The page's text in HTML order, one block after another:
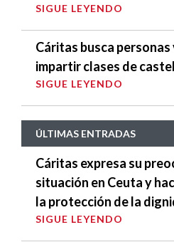
SIGUE LEYENDO
Cáritas busca
impartir clases de
SIGUE LEYENDO
ÚLTIMAS ENTRADAS
Cáritas expresa su
situación en Ceuta y
la protección de la
SIGUE LEYENDO